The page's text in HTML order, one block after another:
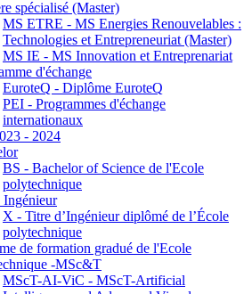
spécialisé (Master)
MS ETRE - MS Energies Renouvelables :
Technologies et Entrepreneuriat (Master)
MS IE - MS Innovation et Entreprenariat
d'échange
EuroteQ - Diplôme EuroteQ
PEI - Programmes d'échange
internationaux
- 2024
BS - Bachelor of Science de l'Ecole
polytechnique
X - Titre d’Ingénieur diplômé de l’École
polytechnique
de formation gradué de l'Ecole
-MSc&T
MScT-AI-ViC - MScT-Artificial